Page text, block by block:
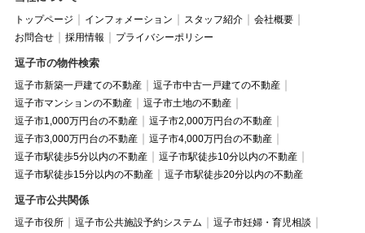
トップページ インフォメーション スタッフ紹介
会社概要
お問合せ
採用情報 プライバシーポリシー
逗子市の物件検索
逗子市新築一戸建ての不動産
逗子市中古一戸建ての不動産
逗子市マンションの不動産
逗子市土地の不動産
逗子市1,000万円台の不動産
逗子市2,000万円台の不動産
逗子市3,000万円台の不動産
逗子市4,000万円台の不動産
逗子市駅徒歩5分以内の不動産
逗子市駅徒歩10分以内の不動産
逗子市駅徒歩15分以内の不動産
逗子市駅徒歩20分以内の不動産
逗子市公共関係
逗子市役所 逗子市公共施設予約システム
逗子市妊婦・育児相談